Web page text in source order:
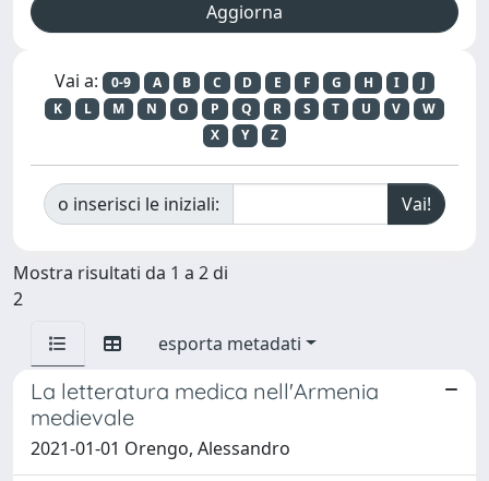
Vai a: 0-9 A B C D E F G H I
J
K
L M N O P Q R S T U V
W
X
Y Z
o inserisci le iniziali:
Mostra risultati da 1 a 2 di
2
esporta metadati
La letteratura medica nell'Armenia
medievale
2021-01-01 Orengo, Alessandro